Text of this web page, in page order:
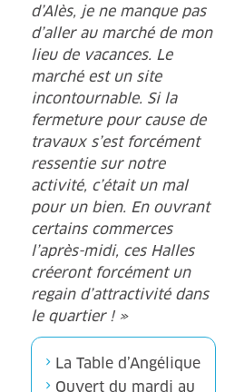
d’Alès, je ne manque pas
d’aller au marché de mon
lieu de vacances. Le
marché est un site
incontournable. Si la
fermeture pour cause de
travaux s’est forcément
ressentie sur notre
activité, c’était un mal
pour un bien. En ouvrant
certains commerces
l’après-midi, ces Halles
créeront forcément un
regain d’attractivité dans
le quartier ! »
La Table d’Angélique
Ouvert du mardi au